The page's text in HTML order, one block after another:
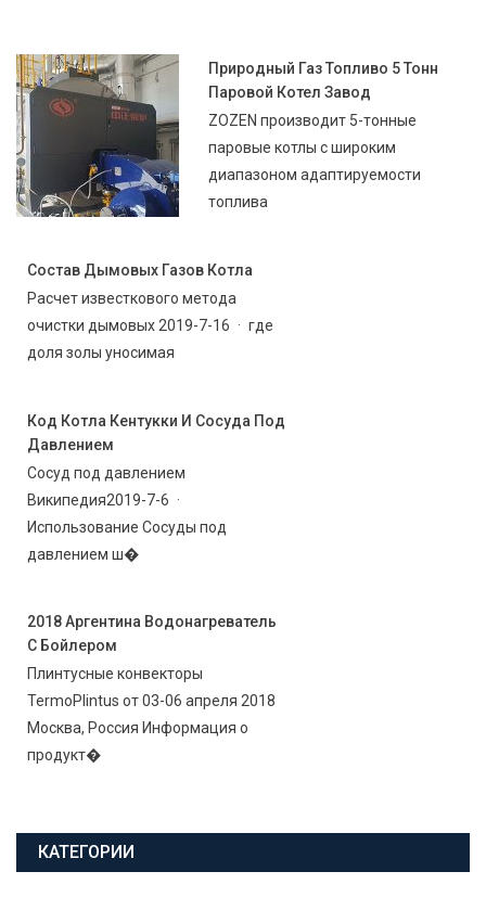
Природный Газ Топливо 5 Тонн
Паровой Котел Завод
ZOZEN производит 5-тонные
паровые котлы с широким
диапазоном адаптируемости
топлива
Состав Дымовых Газов Котла
Расчет известкового метода
очистки дымовых 2019-7-16 · где
доля золы уносимая
Код Котла Кентукки И Сосуда Под
Давлением
Сосуд под давлением
Википедия2019-7-6 ·
Использование Сосуды под
давлением ш�
2018 Аргентина Водонагреватель
С Бойлером
Плинтусные конвекторы
TermoPlintus от 03-06 апреля 2018
Москва, Россия Информация о
продукт�
КАТЕГОРИИ